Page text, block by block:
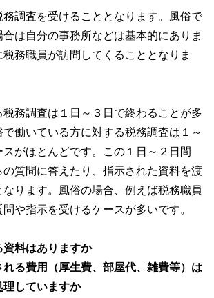
務調査を受けることとなります。風俗で
は自分の事務所などは基本的にありま
務職員が訪問してくることとなりま
税務調査は１日～３日で終わることが多
働いている方に対する税務調査は１～
スがほとんどです。この１日～２日間
の質問に答えたり、指示された資料を渡
なります。風俗の場合、例えば税務職員
や指示を受けるケースが多いです。
資料はありますか
れる費用（厚生費、部屋代、雑費等）は
理していますか